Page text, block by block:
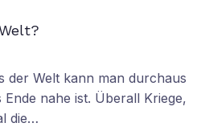
der Welt kann man durchaus
nahe ist. Überall Kriege,
die…